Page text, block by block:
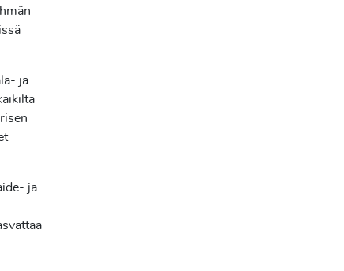
ja
ja